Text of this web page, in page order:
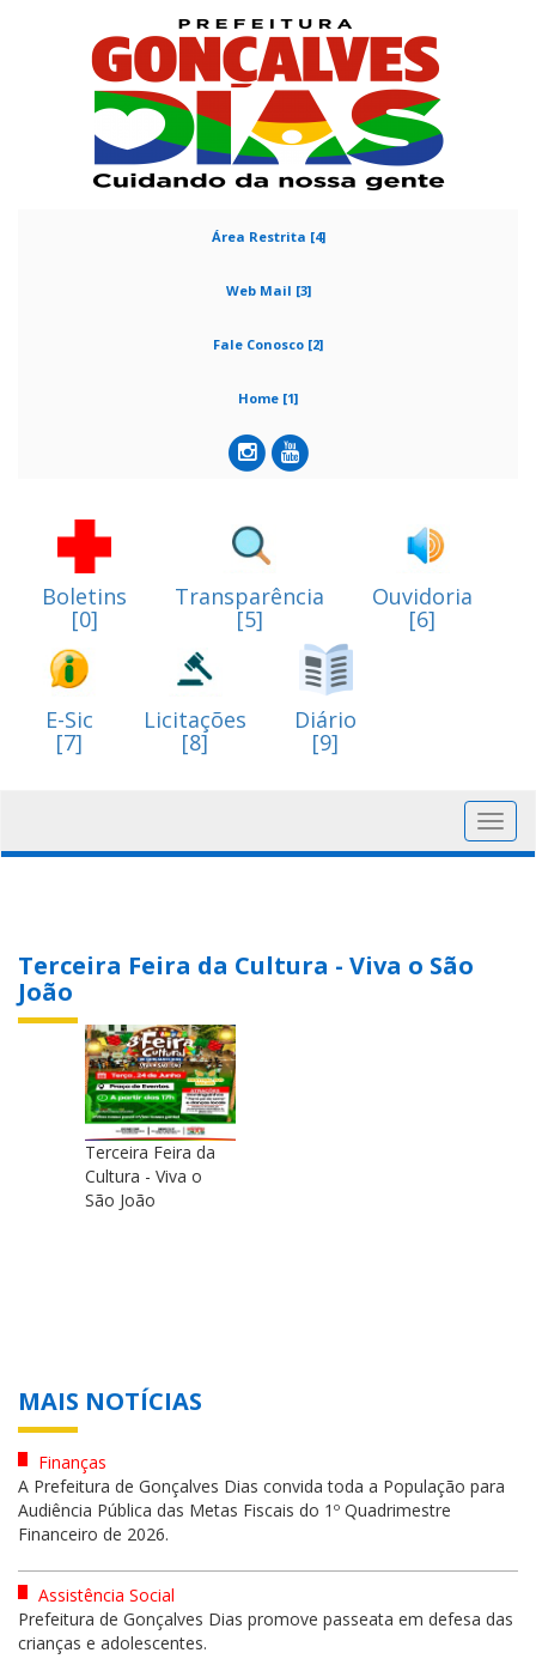
Área Restrita [4]
Web Mail [3]
Fale Conosco [2]
Home [1]
Boletins
[0]
Transparência
[5]
Ouvidoria
[6]
E-Sic
[7]
Licitações
[8]
Diário
[9]
Terceira Feira da Cultura - Viva o São
João
Terceira Feira da
Cultura - Viva o
São João
MAIS NOTÍCIAS
Finanças
A Prefeitura de Gonçalves Dias convida toda a População para
Audiência Pública das Metas Fiscais do 1º Quadrimestre
Financeiro de 2026.
Assistência Social
Prefeitura de Gonçalves Dias promove passeata em defesa das
crianças e adolescentes.